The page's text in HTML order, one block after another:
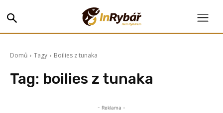
Domů Tagy Boilies z tunaka
Tag: boilies z tunaka
- Reklama -